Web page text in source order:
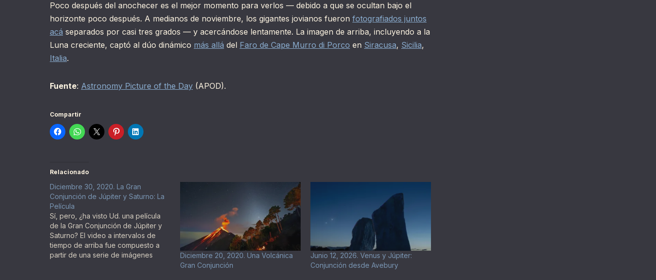
Poco después del anochecer es el mejor momento para verlos — debido a que se ocultan bajo el
horizonte poco después. A medianos de noviembre, los gigantes jovianos fueron fotografiados juntos
acá separados por casi tres grados — y acercándose lentamente. La imagen de arriba, incluyendo a la
Luna creciente, captó al dúo dinámico más allá del Faro de Cape Murro di Porco en Siracusa, Sicilia,
Italia.
Fuente: Astronomy Picture of the Day (APOD).
Compartir
Relacionado
Diciembre 30, 2020. La Gran
Conjunción de Júpiter y Saturno: La
Película
Sí, pero, ¿ha visto Ud. una película
de la Gran Conjunción de Júpiter y
Saturno? El video a intervalos de
tiempo de arriba fue compuesto a
partir de una serie de imágenes
Diciembre 20, 2020. Una Volcánica
Gran Conjunción
Junio 12, 2026. Venus y Júpiter:
Conjunción desde Avebury